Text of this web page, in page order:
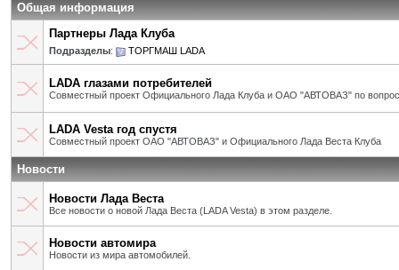
Общая информация
Партнеры Лада Клуба
Подразделы: ТОРГМАШ LADA
LADA глазами потребителей
Совместный проект Официального Лада Клуба и ОАО "АВТОВАЗ" по
LADA Vesta год спустя
Совместный проект ОАО "АВТОВАЗ" и Официального Лада Веста Клуба
Новости
Новости Лада Веста
Все новости о новой Лада Веста (LADA Vesta) в этом разделе.
Новости автомира
Новости из мира автомобилей.